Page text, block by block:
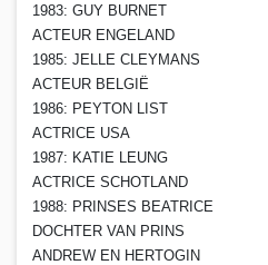
1983: GUY BURNET
ACTEUR ENGELAND
1985: JELLE CLEYMANS
ACTEUR BELGIË
1986: PEYTON LIST
ACTRICE USA
1987: KATIE LEUNG
ACTRICE SCHOTLAND
1988: PRINSES BEATRICE
DOCHTER VAN PRINS
ANDREW EN HERTOGIN